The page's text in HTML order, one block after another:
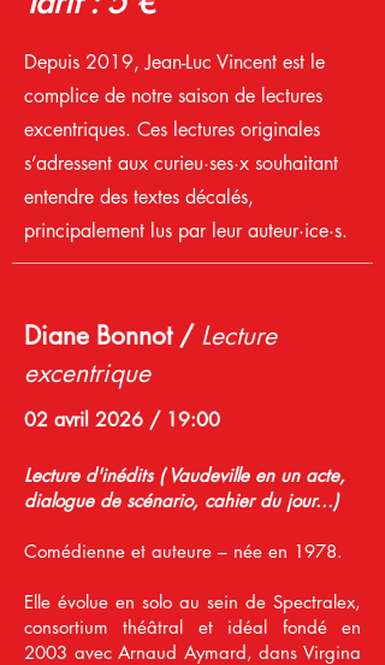
Depuis 2019, Jean-Luc Vincent est le
complice de notre saison de lectures
excentriques. Ces lectures originales
s’adressent aux curieu·ses·x souhaitant
entendre des textes décalés,
principalement lus par leur auteur·ice·s.
Diane Bonnot / Lecture
excentrique
02 avril 2026 / 19:00
Lecture d'inédits ( Vaudeville en un acte,
dialogue de scénario, cahier du jour...)
Comédienne et auteure – née en 1978.
Elle évolue en solo au sein de Spectralex,
consortium théâtral et idéal fondé en
2003 avec Arnaud Aymard, dans Virgina